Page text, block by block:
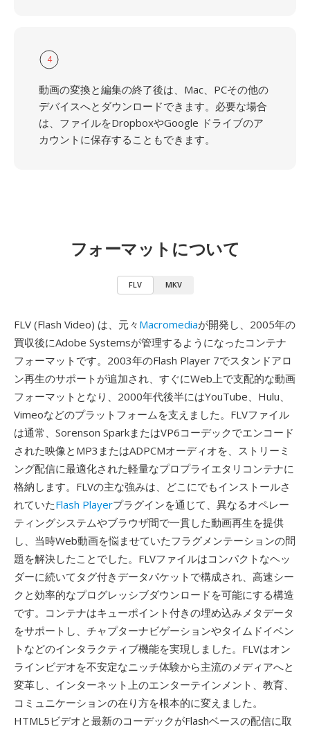
4
動画の変換と編集の終了後は、Mac、PCその他の
デバイスへとダウンロードできます。必要な場合
は、ファイルをDropboxやGoogle ドライブのア
カウントに保存することもできます。
フォーマットについて
FLV MKV
FLV (Flash Video) は、元々 Macromediaが開発し、2005年の
買収後にAdobe Systemsが管理するようになったコンテナ
フォーマットです。2003年のFlash Player 7でスタンドアロ
ン再生のサポートが追加され、すぐにWeb上で支配的な動画
フォーマットとなり、2000年代後半にはYouTube、Hulu、
Vimeoなどのプラットフォームを支えました。FLVファイル
は通常、Sorenson SparkまたはVP6コーデックでエンコード
された映像とMP3またはADPCMオーディオを、ストリーミ
ング配信に最適化された軽量なプロプライエタリコンテナに
格納します。FLVの主な強みは、どこにでもインストールさ
れていたFlash Playerプラグインを通じて、異なるオペレー
ティングシステムやブラウザ間で一貫した動画再生を提供
し、当時Web動画を悩ませていたフラグメンテーションの問
題を解決したことでした。FLVファイルはコンパクトなヘッ
ダーに続いてタグ付きデータパケットで構成され、高速シー
クと効率的なプログレッシブダウンロードを可能にする構造
です。コンテナはキューポイント付きの埋め込みメタデータ
をサポートし、チャプターナビゲーションやタイムドイベン
トなどのインタラクティブ機能を実現しました。FLVはオン
ラインビデオを不安定なニッチ体験から主流のメディアへと
変革し、インターネット上のエンターテインメント、教育、
コミュニケーションの在り方を根本的に変えました。
HTML5ビデオと最新のコーデックがFlashベースの配信に取